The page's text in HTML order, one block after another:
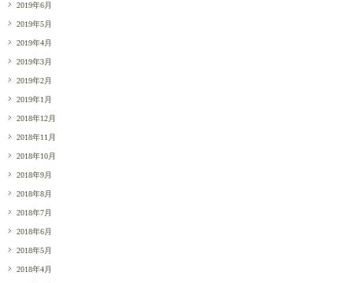
2019年6月
2019年5月
2019年4月
2019年3月
2019年2月
2019年1月
2018年12月
2018年11月
2018年10月
2018年9月
2018年8月
2018年7月
2018年6月
2018年5月
2018年4月